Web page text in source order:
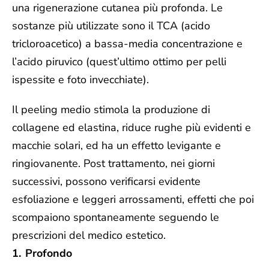
una rigenerazione cutanea più profonda. Le
sostanze più utilizzate sono il TCA (acido
tricloroacetico) a bassa-media concentrazione e
l’acido piruvico (quest’ultimo ottimo per pelli
ispessite e foto invecchiate).
Il peeling medio stimola la produzione di
collagene ed elastina, riduce rughe più evidenti e
macchie solari, ed ha un effetto levigante e
ringiovanente. Post trattamento, nei giorni
successivi, possono verificarsi evidente
esfoliazione e leggeri arrossamenti, effetti che poi
scompaiono spontaneamente seguendo le
prescrizioni del medico estetico.
Profondo